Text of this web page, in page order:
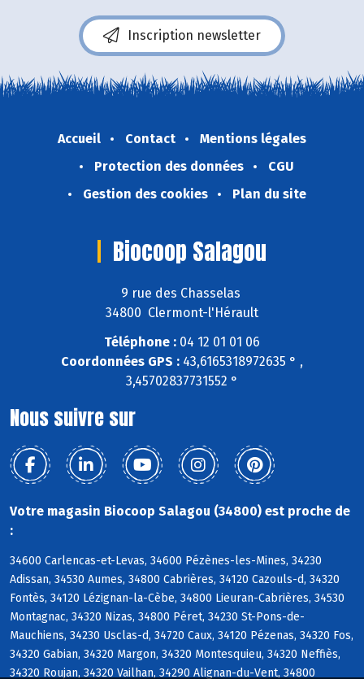
Inscription newsletter
Accueil Contact
Mentions légales
Protection des données
CGU
Gestion des cookies
Plan du site
Biocoop Salagou
9 rue des Chasselas
34800 Clermont-l'Hérault
Téléphone : 04 12 01 01 06
Coordonnées GPS : 43,6165318972635 ° ,
3,45702837731552 °
Nous suivre sur
Votre magasin Biocoop Salagou (34800) est proche de
:
34600 Carlencas-et-Levas, 34600 Pézènes-les-Mines, 34230
Adissan, 34530 Aumes, 34800 Cabrières, 34120 Cazouls-d, 34320
Fontès, 34120 Lézignan-la-Cèbe, 34800 Lieuran-Cabrières, 34530
Montagnac, 34320 Nizas, 34800 Péret, 34230 St-Pons-de-
Mauchiens, 34230 Usclas-d, 34720 Caux, 34120 Pézenas, 34320 Fos,
34320 Gabian, 34320 Margon, 34320 Montesquieu, 34320 Neffiès,
34320 Roujan, 34320 Vailhan, 34290 Alignan-du-Vent, 34800